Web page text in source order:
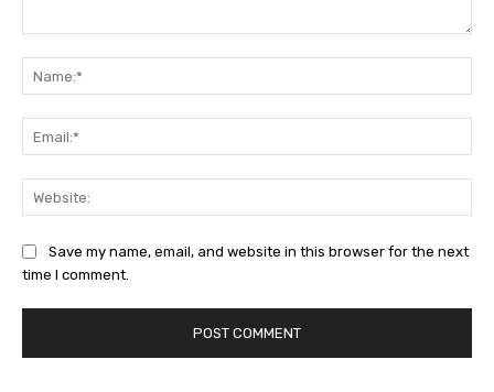
Save my name, email, and website in this browser for the next
time I comment.